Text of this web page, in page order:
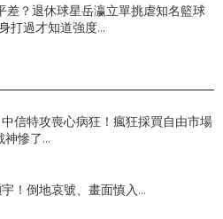
差？退休球星岳瀛立單挑虐知名籃球
打過才知道強度...
信特攻喪心病狂！瘋狂採買自由市場
慘了...
！倒地哀號、畫面慎入...